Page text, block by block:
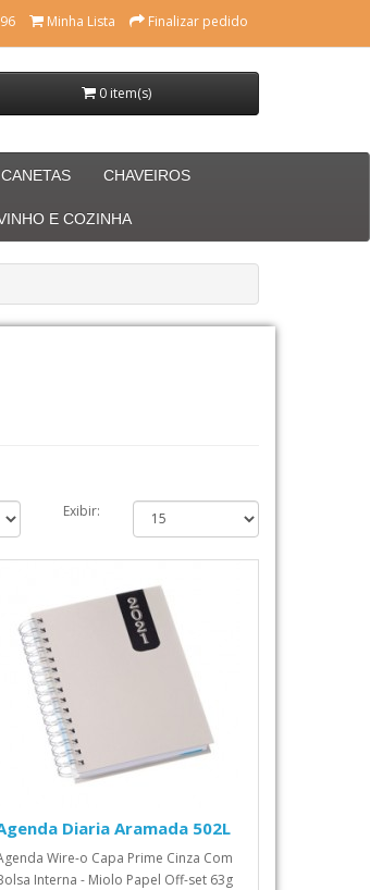
Minha Lista Finalizar pedido
0 item(s)
CANETAS CHAVEIROS
E COZINHA
Exibir:
Diaria Aramada 502L
Wire-o Capa Prime Cinza Com
Interna - Miolo Papel Off-set 63g